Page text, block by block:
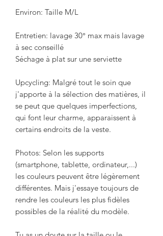
Environ: Taille M/L
Entretien: lavage 30° max mais lavage
à sec conseillé
Séchage à plat sur une serviette
Upcycling: Malgré tout le soin que
j'apporte à la sélection des matières, il
se peut que quelques imperfections,
qui font leur charme, apparaissent à
certains endroits de la veste.
Photos: Selon les supports
(smartphone, tablette, ordinateur,...)
les couleurs peuvent être légèrement
différentes. Mais j'essaye toujours de
rendre les couleurs les plus fidèles
possibles de la réalité du modèle.